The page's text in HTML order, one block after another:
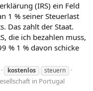
(IRS) ein Feld
1 % seiner Steuerlast
Das zahlt der Staat.
die ich bezahlen muss,
% 1 % davon schicke
kostenlos steuern
in Portugal